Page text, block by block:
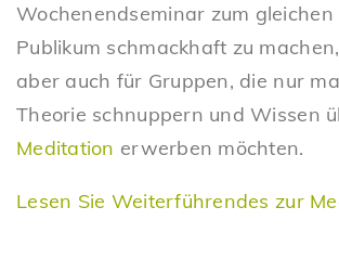
Wochenendseminar zum gleichen
Publikum schmackhaft zu
aber auch für Gruppen, die nur
Theorie schnuppern und Wissen
Meditation erwerben möchten.
Lesen Sie Weiterführendes zur